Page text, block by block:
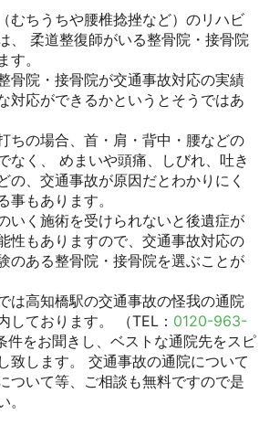
むちうちや腰椎捻挫など）のリハビ
、 柔道整復師がいる整骨院・接骨院
す。
骨院・接骨院が交通事故対応の実績
対応ができるかというとそうではあ
ちの場合、首・肩・背中・腰などの
なく、 めまいや頭痛、しびれ、吐き
の、交通事故が原因だとわかりにく
事もあります。
いく施術を受けられないと後遺症が
性もありますので、交通事故対応の
のある整骨院・接骨院を選ぶことが
は高知橋駅の交通事故の怪我の通院
しております。 （TEL： 0120-963-
件をお聞きし、ベストな通院先をスピ
致します。 交通事故の通院について
ついて等、ご相談も無料ですので是
。